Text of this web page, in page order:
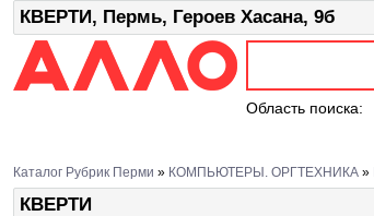
КВЕРТИ, Пермь, Героев Хасана, 9б
Область поиска:
Каталог Рубрик Перми » КОМПЬЮТЕРЫ. ОРГТЕХНИКА »
КВЕРТИ